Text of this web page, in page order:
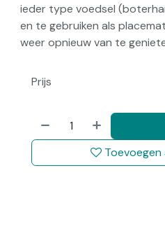
ieder type voedsel
en te gebruiken als
weer opnieuw van te
Toevoegen
Prijs